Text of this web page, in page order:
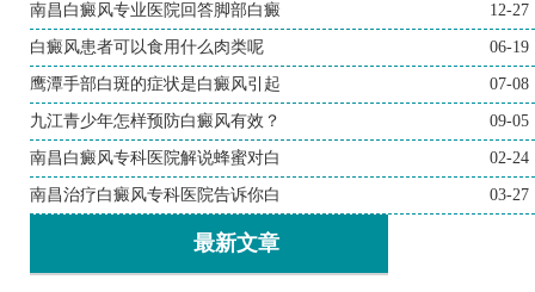
南昌白癜风专业医院回答脚部白癜 12-27
白癜风患者可以食用什么肉类呢 06-19
鹰潭手部白斑的症状是白癜风引起 07-08
九江青少年怎样预防白癜风有效？ 09-05
南昌白癜风专科医院解说蜂蜜对白 02-24
南昌治疗白癜风专科医院告诉你白 03-27
最新文章